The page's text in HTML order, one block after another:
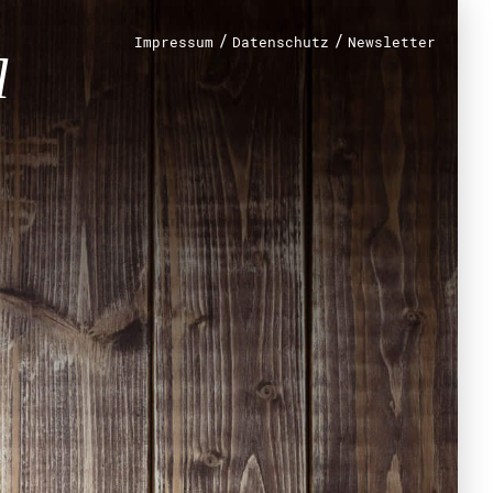
Impressum / Datenschutz / Newsletter